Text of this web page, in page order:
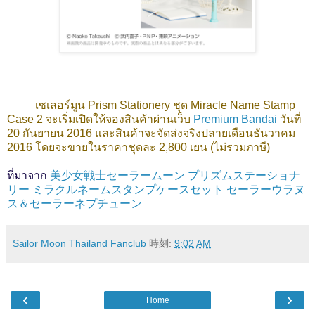
เซเลอร์มูน Prism Stationery ชุด Miracle Name Stamp
Case 2 จะเริ่มเปิดให้จองสินค้าผ่านเว็บ Premium Bandai วันที่
20 กันยายน 2016 และสินค้าจะจัดส่งจริงปลายเดือนธันวาคม
2016 โดยจะขายในราคาชุดละ 2,800 เยน (ไม่รวมภาษี)
ที่มาจาก 美少女戦士セーラームーン プリズムステーショナ
リー ミラクルネームスタンプケースセット セーラーウラヌ
ス＆セーラーネプチューン
Sailor Moon Thailand Fanclub 時刻: 9:02 AM
‹ ›
Home